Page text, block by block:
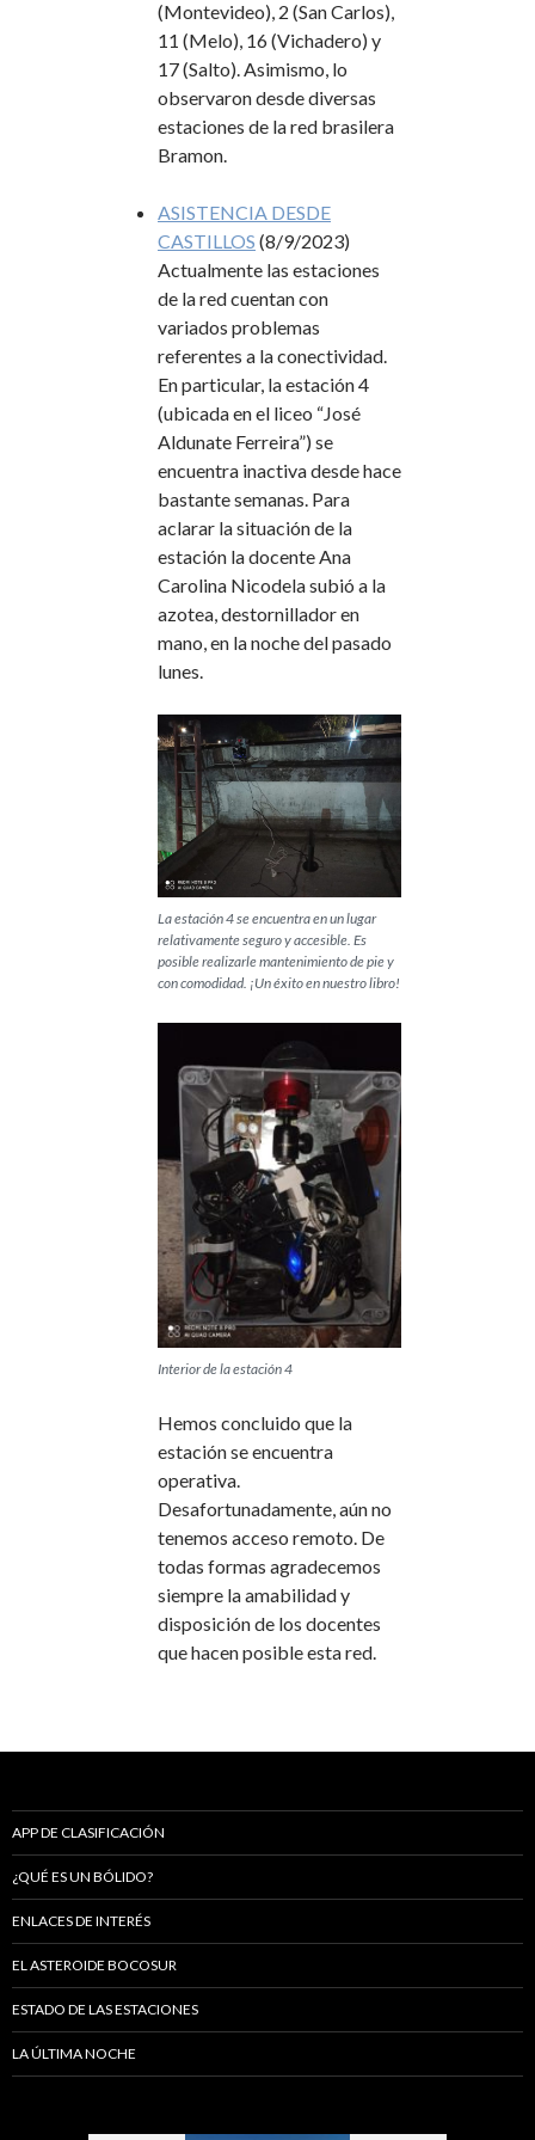
(Montevideo), 2 (San Carlos),
11 (Melo), 16 (Vichadero) y
17 (Salto). Asimismo, lo
observaron desde diversas
estaciones de la red brasilera
Bramon.
ASISTENCIA DESDE
CASTILLOS (8/9/2023)
Actualmente las estaciones
de la red cuentan con
variados problemas
referentes a la conectividad.
En particular, la estación 4
(ubicada en el liceo “José
Aldunate Ferreira”) se
encuentra inactiva desde hace
bastante semanas. Para
aclarar la situación de la
estación la docente Ana
Carolina Nicodela subió a la
azotea, destornillador en
mano, en la noche del pasado
lunes.
La estación 4 se encuentra en un lugar
relativamente seguro y accesible. Es
posible realizarle mantenimiento de pie y
con comodidad. ¡Un éxito en nuestro libro!
Interior de la estación 4
Hemos concluido que la
estación se encuentra
operativa.
Desafortunadamente, aún no
tenemos acceso remoto. De
todas formas agradecemos
siempre la amabilidad y
disposición de los docentes
que hacen posible esta red.
APP DE CLASIFICACIÓN
¿QUÉ ES UN BÓLIDO?
ENLACES DE INTERÉS
EL ASTEROIDE BOCOSUR
ESTADO DE LAS ESTACIONES
LA ÚLTIMA NOCHE